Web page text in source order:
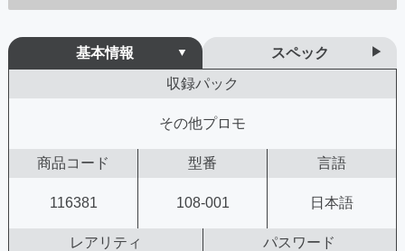
基本情報
スペック
収録パック
その他プロモ
商品コード 型番 言語
116381 108-001 日本語
レアリティ パスワード